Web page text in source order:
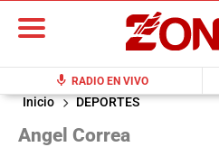
mic RADIO EN VIVO
Inicio DEPORTES
Angel Correa